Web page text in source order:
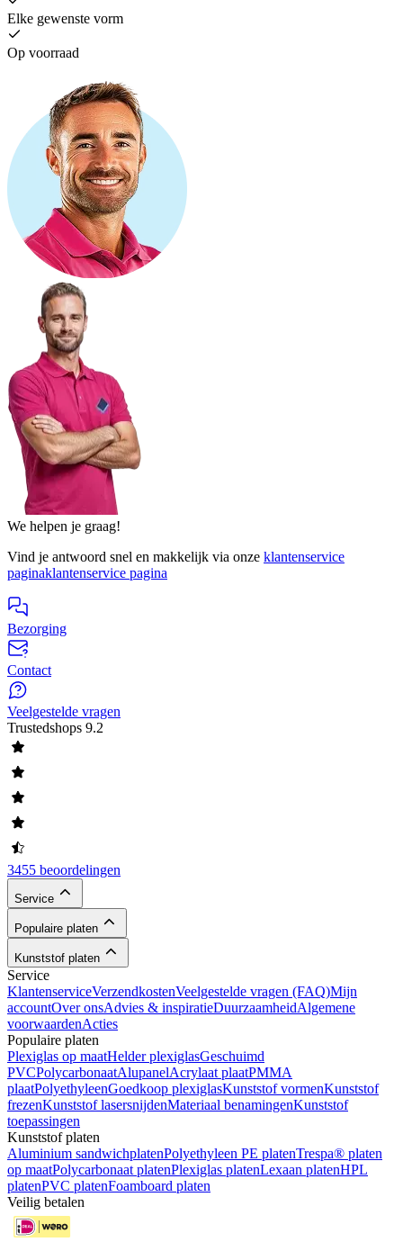
Elke gewenste vorm
Op voorraad
We helpen je graag!
Vind je antwoord snel en makkelijk via onze klantenservice
paginaklantenservice pagina
Bezorging
Contact
Veelgestelde vragen
Trustedshops 9.2
3455 beoordelingen
Service
Populaire platen
Kunststof platen
Service
KlantenserviceVerzendkostenVeelgestelde vragen (FAQ)Mijn
accountOver onsAdvies & inspiratieDuurzaamheidAlgemene
voorwaardenActies
Populaire platen
Plexiglas op maatHelder plexiglasGeschuimd
PVCPolycarbonaatAlupanelAcrylaat plaatPMMA
plaatPolyethyleenGoedkoop plexiglasKunststof vormenKunststof
frezenKunststof lasersnijdenMateriaal benamingenKunststof
toepassingen
Kunststof platen
Aluminium sandwichplatenPolyethyleen PE platenTrespa® platen
op maatPolycarbonaat platenPlexiglas platenLexaan platenHPL
platenPVC platenFoamboard platen
Veilig betalen